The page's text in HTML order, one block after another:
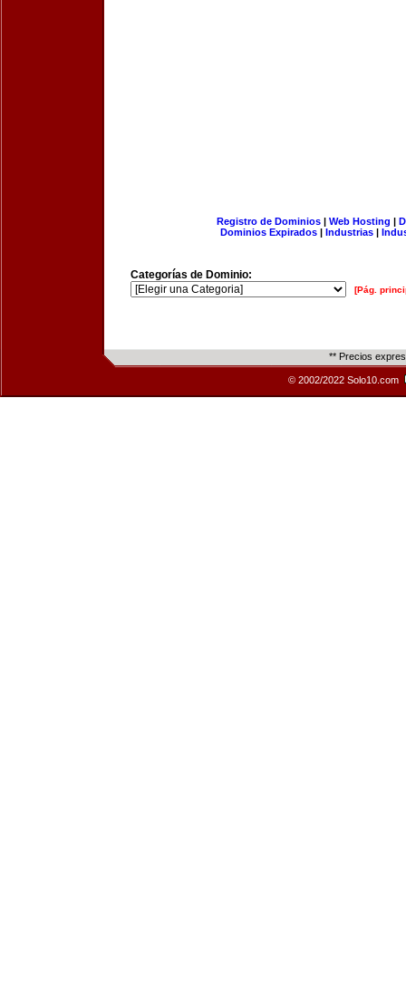
Registro de Dominios| Web Hosting |
Dominios Expirados | Industrias |
Categorías de Dominio:
[Pág.
** Precios
© 2002/2022 Solo10.com